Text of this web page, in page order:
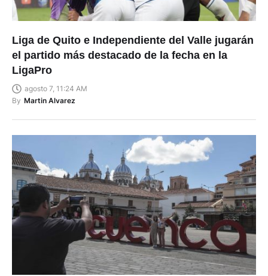
Liga de Quito e Independiente del Valle jugarán
el partido más destacado de la fecha en la
LigaPro
agosto 7, 11:24 AM
By Martin Alvarez